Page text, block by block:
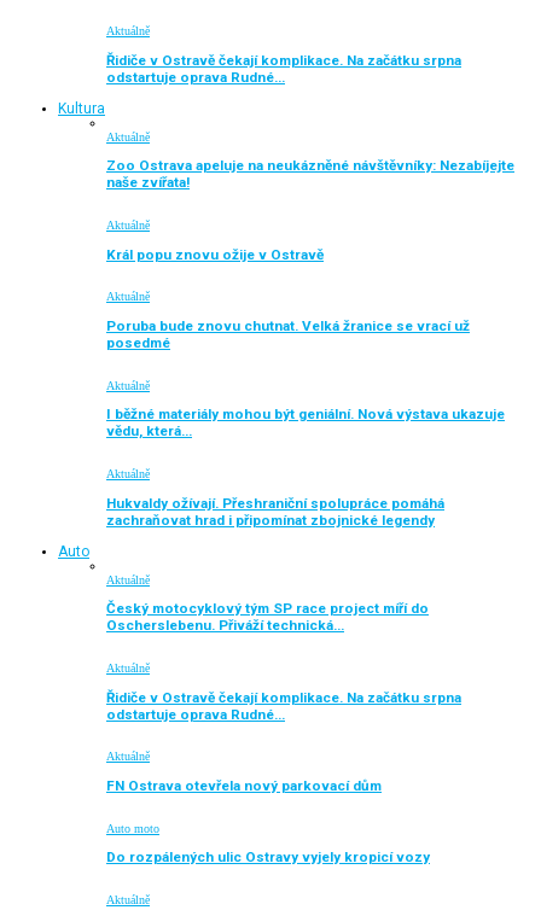
Aktuálně
Řidiče v Ostravě čekají komplikace. Na začátku srpna
odstartuje oprava Rudné…
Kultura
Aktuálně
Zoo Ostrava apeluje na neukázněné návštěvníky: Nezabíjejte
naše zvířata!
Aktuálně
Král popu znovu ožije v Ostravě
Aktuálně
Poruba bude znovu chutnat. Velká žranice se vrací už
posedmé
Aktuálně
I běžné materiály mohou být geniální. Nová výstava ukazuje
vědu, která…
Aktuálně
Hukvaldy ožívají. Přeshraniční spolupráce pomáhá
zachraňovat hrad i připomínat zbojnické legendy
Auto
Aktuálně
Český motocyklový tým SP race project míří do
Oscherslebenu. Přiváží technická…
Aktuálně
Řidiče v Ostravě čekají komplikace. Na začátku srpna
odstartuje oprava Rudné…
Aktuálně
FN Ostrava otevřela nový parkovací dům
Auto moto
Do rozpálených ulic Ostravy vyjely kropicí vozy
Aktuálně